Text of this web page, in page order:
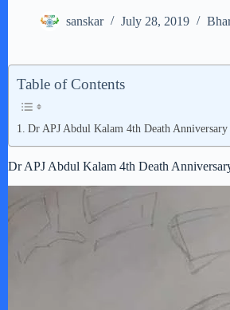
sanskar July 28, 2019
Table of Contents
Dr APJ Abdul Kalam 4th Death Anniversary
Dr APJ Abdul Kalam 4th Death